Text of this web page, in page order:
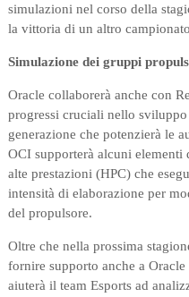
simulazioni nel corso della
la vittoria di un altro
Simulazione dei gruppi
Oracle collaborerà anche con
progressi cruciali nello
generazione che potenzierà le
OCI supporterà alcuni
alte prestazioni (HPC) che
intensità di elaborazione per
del propulsore.
Oltre che nella prossima
fornire supporto anche a
aiuterà il team Esports ad